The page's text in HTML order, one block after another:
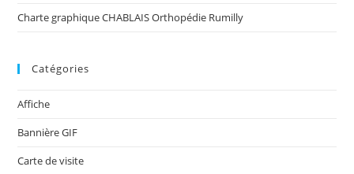
Charte graphique CHABLAIS Orthopédie Rumilly
Catégories
Affiche
Bannière GIF
Carte de visite